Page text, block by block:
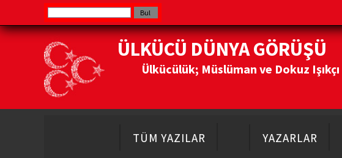
ÜLKÜCÜ DÜNYA GÖRÜŞÜ
Ülkücülük; Müslüman ve Dokuz
TÜM YAZILAR YAZARLAR